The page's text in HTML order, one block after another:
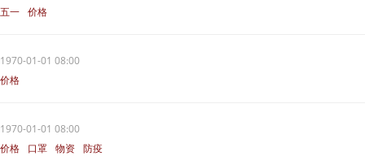
五一 价格
1970-01-01 08:00
价格
1970-01-01 08:00
价格
口罩 物资 防疫